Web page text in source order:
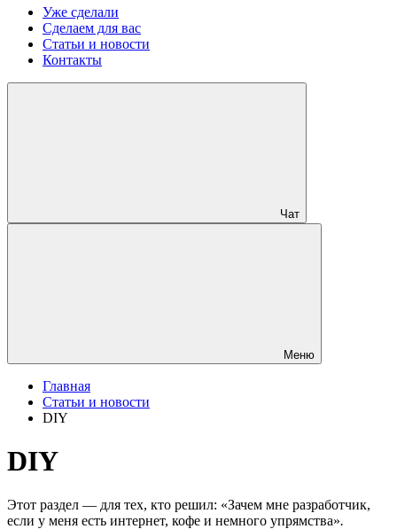
Уже сделали
Сделаем для вас
Статьи и новости
Контакты
Чат
Меню
Главная
Статьи и новости
DIY
DIY
Этот раздел — для тех, кто решил: «Зачем мне разработчик,
если у меня есть интернет, кофе и немного упрямства».